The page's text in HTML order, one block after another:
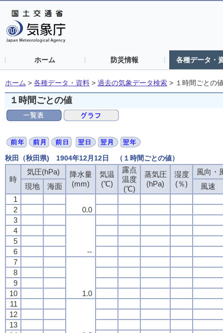
ホーム 防災情報 各種データ・
ホーム > 各種データ・資料 > 過去の気象データ検索 > １時間ごとの
１時間ごとの値
秋田（秋田県) 1904年12月12日 （１時間ごとの値）
時
気圧(hPa)
降水量
(mm)
気温
(℃)
露点
温度
(℃)
蒸気圧
(hPa)
湿度
(％)
風向・
現地
海面
風速
1
0.0
2
3
--
4
5
6
7
1.0
8
9
10
11
12
13